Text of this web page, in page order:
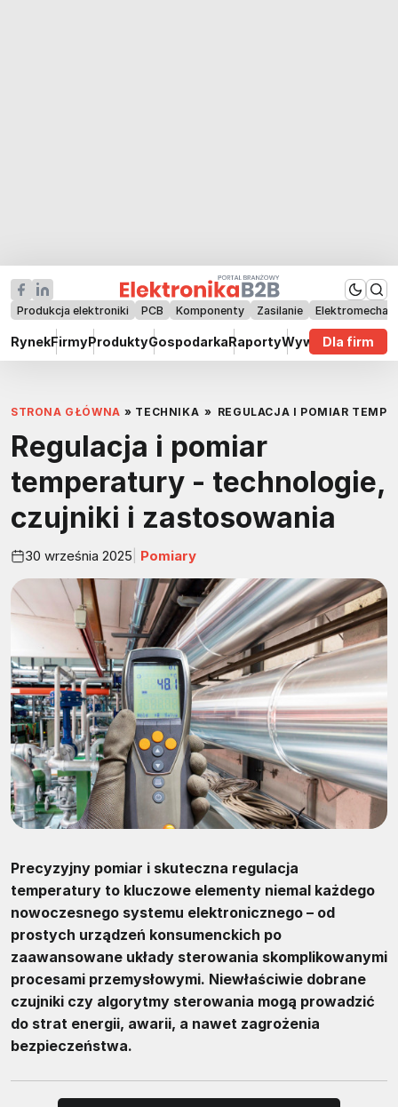
Produkcja elektroniki PCB Komponenty Zasilanie
RynekFirmyProduktyGospodarkaRaportyWywiadyDla firm
STRONA GŁÓWNA » TECHNIKA » REGULACJA I POMIAR
Regulacja i pomiar
temperatury - technologie,
czujniki i zastosowania
30 września 2025 Pomiary
Precyzyjny pomiar i skuteczna regulacja
temperatury to kluczowe elementy niemal każdego
nowoczesnego systemu elektronicznego – od
prostych urządzeń konsumenckich po
zaawansowane układy sterowania skomplikowanymi
procesami przemysłowymi. Niewłaściwie dobrane
czujniki czy algorytmy sterowania mogą prowadzić
do strat energii, awarii, a nawet zagrożenia
bezpieczeństwa.